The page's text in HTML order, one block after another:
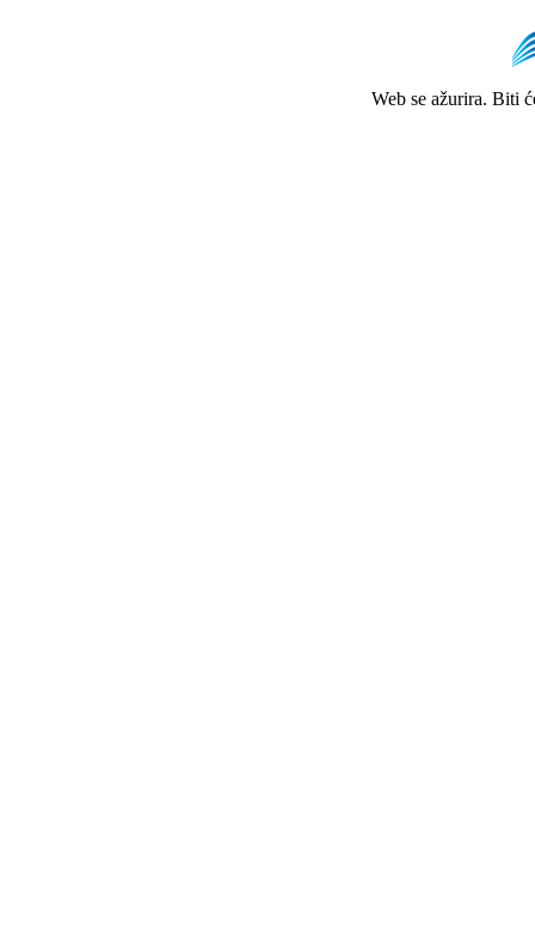
Web se ažurira. Biti